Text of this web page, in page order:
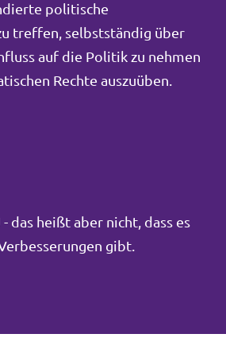
politische
treffen, selbstständig über
auf die Politik zu nehmen
Rechte auszuüben.
das heißt aber nicht, dass es
gibt.